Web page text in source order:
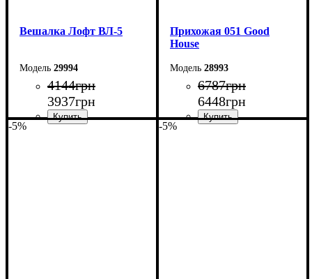
Вешалка Лофт ВЛ-5
29994
4144грн
3937грн
Прихожая 051 Good
House
28993
6787грн
6448грн
-5% -5%